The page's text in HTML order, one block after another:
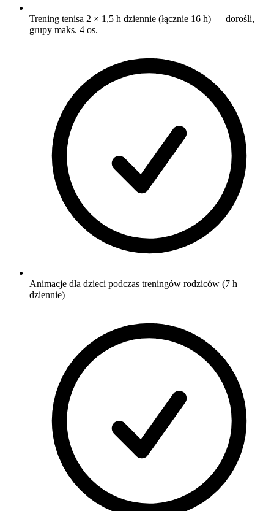
Trening tenisa 2 × 1,5 h dziennie (łącznie 16 h) — dorośli,
grupy maks. 4 os.
Animacje dla dzieci podczas treningów rodziców (7 h
dziennie)